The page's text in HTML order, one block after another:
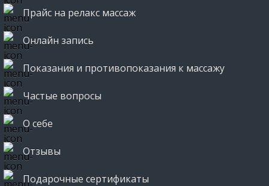
Прайс на релакс массаж
Онлайн запись
Показания и противопоказания к массажу
Частые вопросы
О себе
Отзывы
Подарочные сертификаты